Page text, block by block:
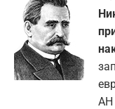
АН